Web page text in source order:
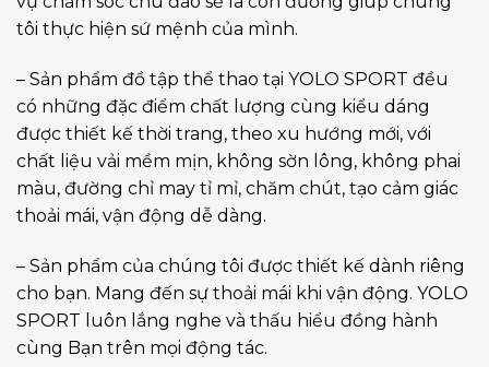
tôi thực hiện sứ mệnh của mình.
– Sản phẩm đồ tập thể thao tại YOLO SPORT đều
có những đặc điểm chất lượng cùng kiểu dáng
được thiết kế thời trang, theo xu hướng mới, với
chất liệu vải mềm mịn, không sờn lông, không phai
màu, đường chỉ may tỉ mỉ, chăm chút, tạo cảm giác
thoải mái, vận động dễ dàng.
– Sản phẩm của chúng tôi được thiết kế dành riêng
cho bạn. Mang đến sự thoải mái khi vận động. YOLO
SPORT luôn lắng nghe và thấu hiểu đồng hành
cùng Bạn trên mọi động tác.